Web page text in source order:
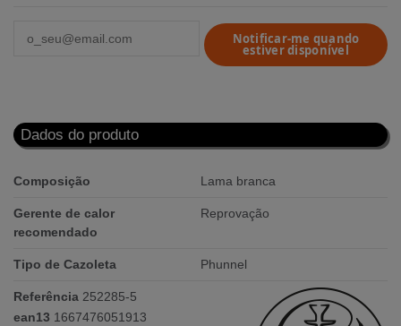
Notificar-me quando
estiver disponível
Dados do produto
Composição Lama branca
Gerente de calor
recomendado
Reprovação
Tipo de Cazoleta Phunnel
Referência 252285-5
ean13 1667476051913